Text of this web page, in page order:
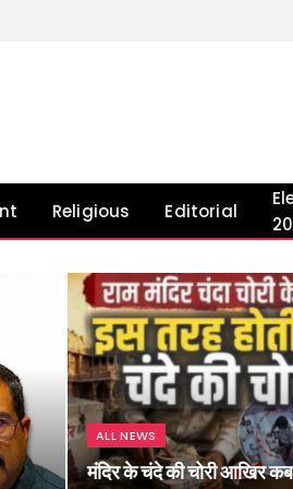
Religious Editorial
ALL NEWS
मंदिर के चंदे की चोरी आखिर